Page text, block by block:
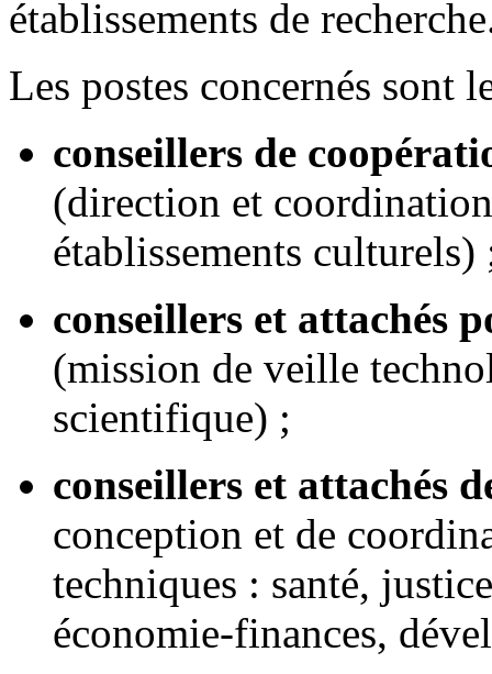
établissements de
Les postes concernés sont
conseillers de
(direction et
établissements culturels)
conseillers et attachés
(mission de veille
scientifique) ;
conseillers et attachés
conception et de
techniques : santé,
économie-finances,